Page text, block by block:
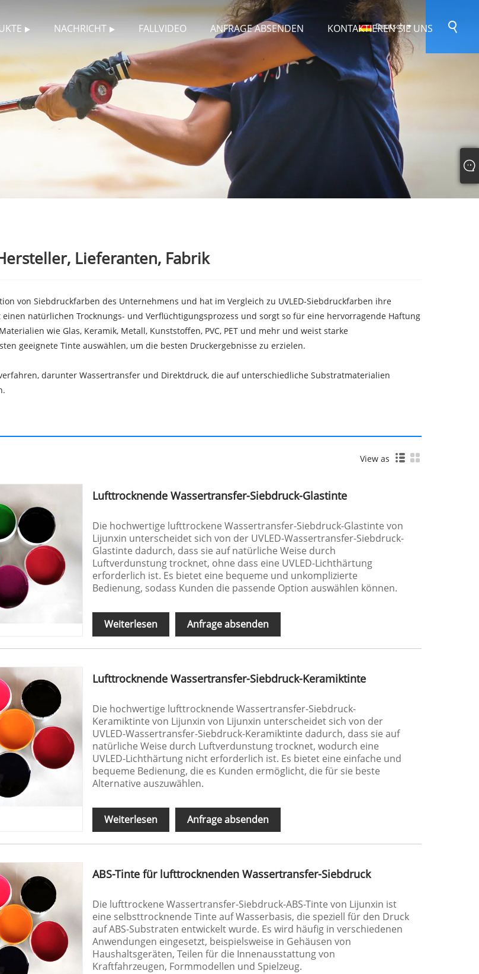
NACHRICHT FALLVIDEO ANFRAGE ABSENDEN KONTAKTIEREN SIE UNS
Deutsch
Lieferanten, Fabrik
von Siebdruckfarben des Unternehmens und hat im Vergleich zu UVLED-Siebdruckfarben ihre
natürlichen Trocknungs- und Verflüchtigungsprozess und sorgt so für eine hervorragende Haftung
wie Glas, Keramik, Metall, Kunststoffen, PVC, PET und mehr und weist starke
geeignete Tinte auswählen, um die besten Druckergebnisse zu erzielen.
darunter Wassertransfer und Direktdruck, die auf unterschiedliche Substratmaterialien
View as
Lufttrocknende Wassertransfer-Siebdruck-Glastinte
Die hochwertige lufttrockene Wassertransfer-Siebdruck-Glastinte von
Lijunxin unterscheidet sich von der UVLED-Wassertransfer-Siebdruck-
Glastinte dadurch, dass sie auf natürliche Weise durch
Luftverdunstung trocknet, ohne dass eine UVLED-Lichthärtung
erforderlich ist. Es bietet eine bequeme und unkomplizierte
Bedienung, sodass Kunden die passende Option auswählen können.
Weiterlesen Anfrage absenden
Lufttrocknende Wassertransfer-Siebdruck-Keramiktinte
Die hochwertige lufttrocknende Wassertransfer-Siebdruck-
Keramiktinte von Lijunxin von Lijunxin unterscheidet sich von der
UVLED-Wassertransfer-Siebdruck-Keramiktinte dadurch, dass sie auf
natürliche Weise durch Luftverdunstung trocknet, wodurch eine
UVLED-Lichthärtung nicht erforderlich ist. Es bietet eine einfache und
bequeme Bedienung, die es Kunden ermöglicht, die für sie beste
Alternative auszuwählen.
Weiterlesen Anfrage absenden
ABS-Tinte für lufttrocknenden Wassertransfer-Siebdruck
Die lufttrockene Wassertransfer-Siebdruck-ABS-Tinte von Lijunxin ist
eine selbsttrocknende Tinte auf Wasserbasis, die speziell für den Druck
auf ABS-Substraten entwickelt wurde. Es wird häufig in verschiedenen
Anwendungen eingesetzt, beispielsweise in Gehäusen von
Haushaltsgeräten, Teilen für die Innenausstattung von
Kraftfahrzeugen, Formmodellen und Spielzeug.